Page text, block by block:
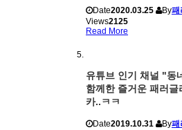
Date2020.03.25 By패
Views2125
Read More
유튜브 인기 채널 "동
함께한 즐거운 패러글
카..ㅋㅋ
Date2019.10.31 By패